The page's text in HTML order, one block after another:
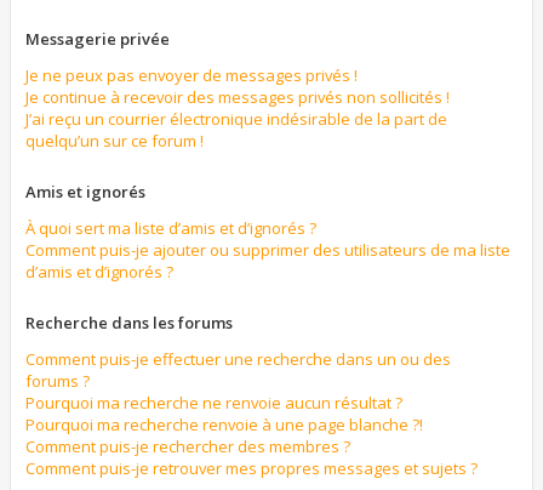
Messagerie privée
Je ne peux pas envoyer de messages privés !
Je continue à recevoir des messages privés non sollicités !
J’ai reçu un courrier électronique indésirable de la part de
quelqu’un sur ce forum !
Amis et ignorés
À quoi sert ma liste d’amis et d’ignorés ?
Comment puis-je ajouter ou supprimer des utilisateurs de ma liste
d’amis et d’ignorés ?
Recherche dans les forums
Comment puis-je effectuer une recherche dans un ou des
forums ?
Pourquoi ma recherche ne renvoie aucun résultat ?
Pourquoi ma recherche renvoie à une page blanche ?!
Comment puis-je rechercher des membres ?
Comment puis-je retrouver mes propres messages et sujets ?